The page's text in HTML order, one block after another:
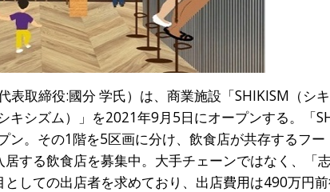
表取締役:國分 学氏）は、商業施設「SHIKISM（シ
キシズム）」を2021年9月5日にオープンする。「
ン。その1階を5区画に分け、飲食店が共存するフ
する飲食店を募集中。大手チェーンではなく、「
しての出店者を求めており、出店費用は490万円